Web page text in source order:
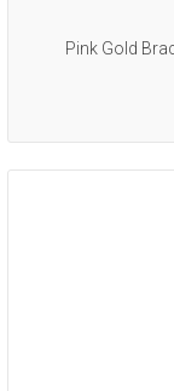
Pink Gold